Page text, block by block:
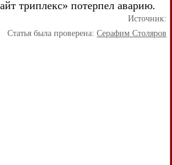
триплекс» потерпел аварию.
Источник:
Статья была проверена: Серафим Столяров